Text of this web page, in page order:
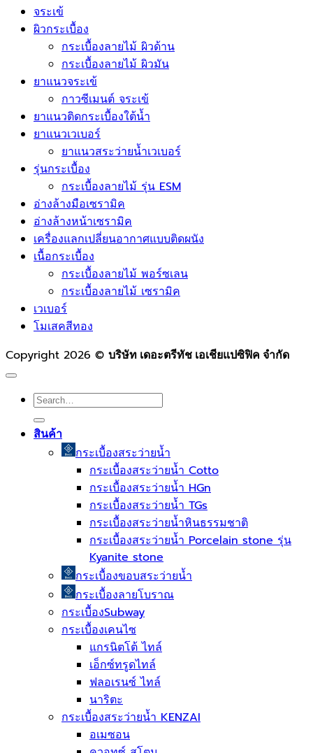
จระเข้
ผิวกระเบื้อง
กระเบื้องลายไม้ ผิวด้าน
กระเบื้องลายไม้ ผิวมัน
ยาแนวจระเข้
กาวซีเมนต์ จระเข้
ยาแนวติดกระเบื้องใต้น้ำ
ยาแนวเวเบอร์
ยาแนวสระว่ายน้ำเวเบอร์
รุ่นกระเบื้อง
กระเบื้องลายไม้ รุ่น ESM
อ่างล้างมือเซรามิค
อ่างล้างหน้าเซรามิค
เครื่องแลกเปลี่ยนอากาศแบบติดผนัง
เนื้อกระเบื้อง
กระเบื้องลายไม้ พอร์ซเลน
กระเบื้องลายไม้ เซรามิค
เวเบอร์
โมเสคสีทอง
Copyright 2026 © บริษัท เดอะตรีทัช เอเชียแปซิฟิค จำกัด
Search
for:
สินค้า
กระเบื้องสระว่ายนํ้า
กระเบื้องสระว่ายน้ำ Cotto
กระเบื้องสระว่ายน้ำ HGn
กระเบื้องสระว่ายน้ำ TGs
กระเบื้องสระว่ายน้ำหินธรรมชาติ
กระเบื้องสระว่ายนํ้า Porcelain stone รุ่น
Kyanite stone
กระเบื้องขอบสระว่ายน้ำ
กระเบื้องลายโบราณ
กระเบื้องSubway
กระเบื้องเคนไซ
แกรนิตโต้ ไทล์
เอ็กซ์ทรูดไทล์
ฟลอเรนซ์ ไทล์
นาริตะ
กระเบื้องสระว่ายน้ำ KENZAI
อเมซอน